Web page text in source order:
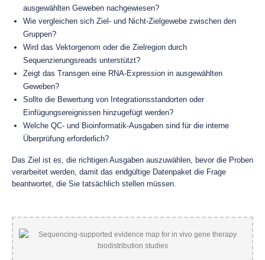
ausgewählten Geweben nachgewiesen?
Wie vergleichen sich Ziel- und Nicht-Zielgewebe zwischen den
Gruppen?
Wird das Vektorgenom oder die Zielregion durch
Sequenzierungsreads unterstützt?
Zeigt das Transgen eine RNA-Expression in ausgewählten
Geweben?
Sollte die Bewertung von Integrationsstandorten oder
Einfügungsereignissen hinzugefügt werden?
Welche QC- und Bioinformatik-Ausgaben sind für die interne
Überprüfung erforderlich?
Das Ziel ist es, die richtigen Ausgaben auszuwählen, bevor die Proben
verarbeitet werden, damit das endgültige Datenpaket die Frage
beantwortet, die Sie tatsächlich stellen müssen.